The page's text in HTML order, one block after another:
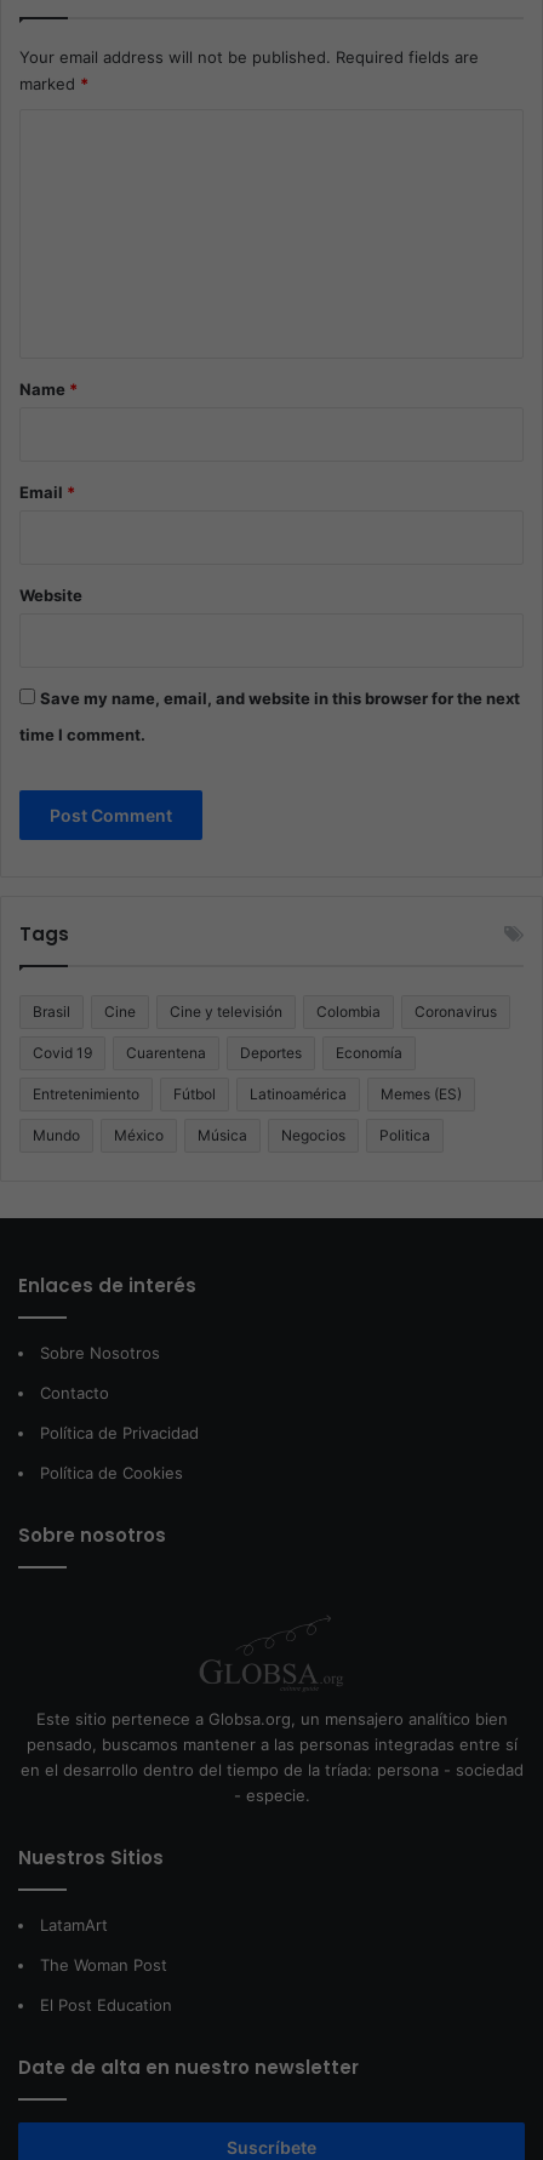
Your email address will not be published. Required fields are
marked *
*Name *
Email *
Website
Save my name, email, and website in this browser for the next
time I comment.
Tags
Brasil Cine Cine y televisión Colombia Coronavirus
Covid 19 Cuarentena Deportes Economía
Entretenimiento Fútbol Latinoamérica Memes (ES)
Mundo México Música Negocios Politica
Enlaces de interés
Sobre Nosotros
Contacto
Política de Privacidad
Política de Cookies
Sobre nosotros
Este sitio pertenece a Globsa.org, un mensajero analítico bien
pensado, buscamos mantener a las personas integradas entre sí
en el desarrollo dentro del tiempo de la tríada: persona - sociedad
- especie.
Nuestros Sitios
LatamArt
The Woman Post
El Post Education
Date de alta en nuestro newsletter
Suscríbete